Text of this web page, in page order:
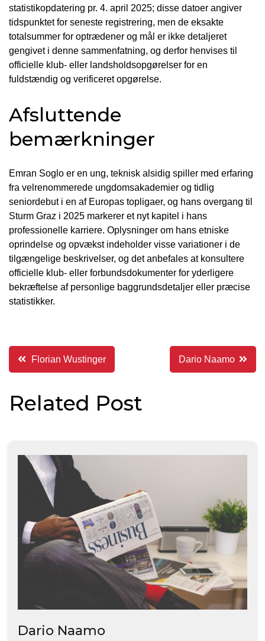
statistikopdatering pr. 4. april 2025; disse datoer angiver
tidspunktet for seneste registrering, men de eksakte
totalsummer for optrædener og mål er ikke detaljeret
gengivet i denne sammenfatning, og derfor henvises til
officielle klub- eller landsholdsopgørelser for en
fuldstændig og verificeret opgørelse.
Afsluttende
bemærkninger
Emran Soglo er en ung, teknisk alsidig spiller med erfaring
fra velrenommerede ungdomsakademier og tidlig
seniordebut i en af Europas topligaer, og hans overgang til
Sturm Graz i 2025 markerer et nyt kapitel i hans
professionelle karriere. Oplysninger om hans etniske
oprindelse og opvækst indeholder visse variationer i de
tilgængelige beskrivelser, og det anbefales at konsultere
officielle klub- eller forbundsdokumenter for yderligere
bekræftelse af personlige baggrundsdetaljer eller præcise
statistikker.
Indlægsnavigation
Florian Wustinger Dario Naamo
Related Post
Dario Naamo